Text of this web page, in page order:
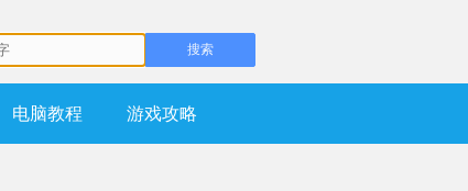
电脑教程 游戏攻略